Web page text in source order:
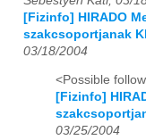
2012 01 02 03 04
2013 01 02
01 02 03 04
01 02 03 04
[Fizinfo] HIRADO
szakcsoportjanak
03/18/2004
<Possible
[Fizinfo]
03/25/2004